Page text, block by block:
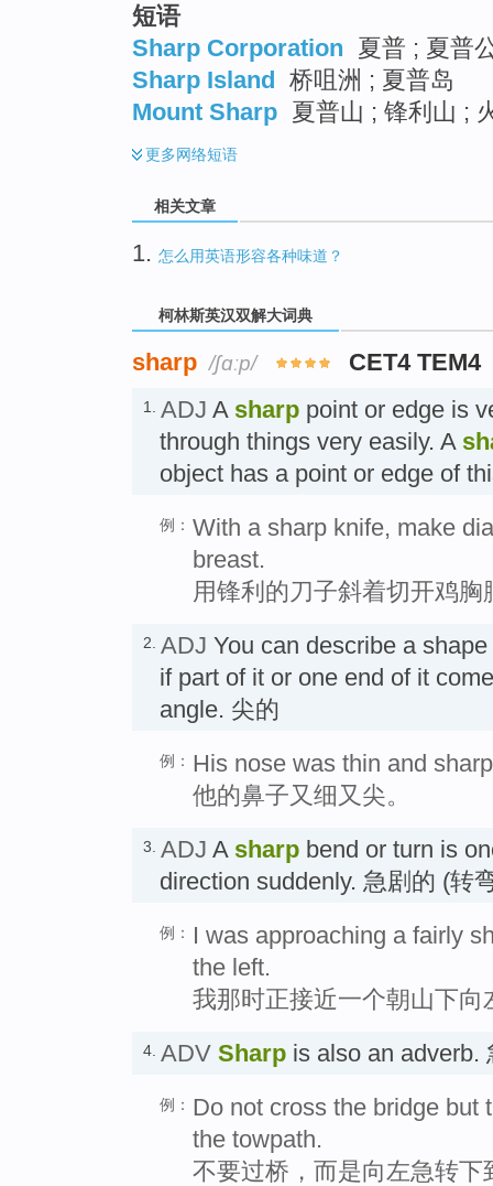
短语
Sharp Corporation 夏普 ; 夏普
Sharp Island 桥咀洲 ; 夏普岛
Mount Sharp 夏普山 ; 锋利山 ;
更多网络短语
相关文章
1. 怎么用英语形容各种味道？
柯林斯英汉双解大词典
sharp /ʃɑːp/ CET4 TEM4
1. ADJ A sharp point or edge is
through things very easily. A
object has a point or edge of
例： With a sharp knife, make
breast.
用锋利的刀子斜着切开鸡胸
2. ADJ You can describe a
if part of it or one end of it
angle. 尖的
例： His nose was thin and
他的鼻子又细又尖。
3. ADJ A sharp bend or turn is
direction suddenly. 急剧的 (转
例：
I was approaching a fairly
the left.
我那时正接近一个朝山下向
4. ADV Sharp is also an adverb.
例： Do not cross the bridge but
the towpath.
不要过桥，而是向左急转下